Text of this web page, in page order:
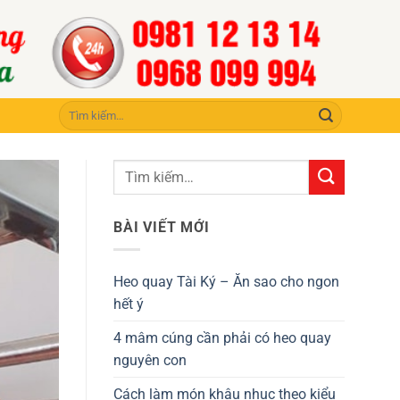
Tìm
kiếm:
BÀI VIẾT MỚI
Heo quay Tài Ký – Ăn sao cho ngon
hết ý
4 mâm cúng cần phải có heo quay
nguyên con
Cách làm món khâu nhục theo kiểu